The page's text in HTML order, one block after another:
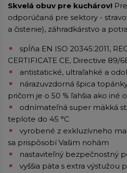
Skvelá obuv pre kuchárov!
odporúčaná pre sektory -
a čistenie), záhradkárstvo a
spĺňa EN ISO 20345:2011,
CERTIFICATE CE, Directive 89/
antistatické, ultraľahké a
nárazuvzdorná špica
pričom je o 50 % ľahšia ako iné
odnímateľná super mäkká
teplote do 45 °C
vyrobené z exkluzívneho
sa prispôsobí Vašim nohám
nastaviteľný bezpečnostný
vyššia päta s extra výstužou